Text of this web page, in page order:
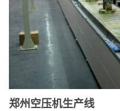
郑州空压机生产线